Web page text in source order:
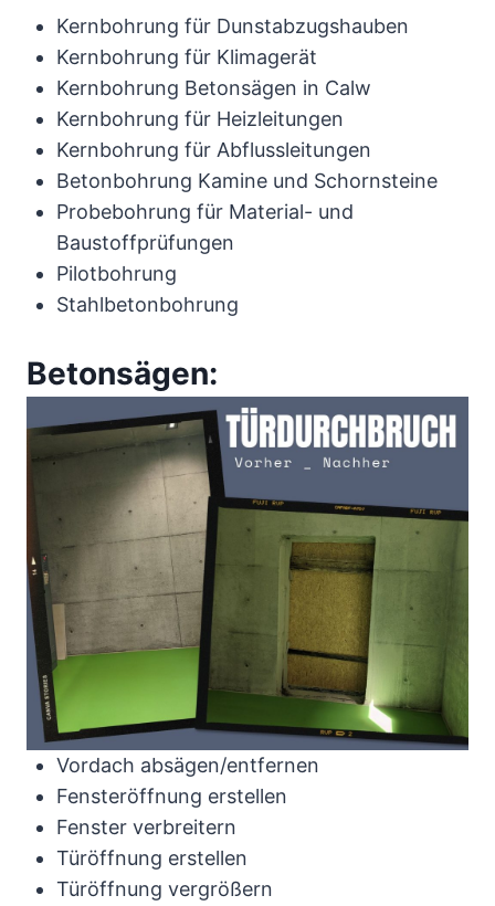
Kernbohrung für Dunstabzugshauben
Kernbohrung für Klimagerät
Kernbohrung Betonsägen in Calw
Kernbohrung für Heizleitungen
Kernbohrung für Abflussleitungen
Betonbohrung Kamine und Schornsteine
Probebohrung für Material- und
Baustoffprüfungen
Pilotbohrung
Stahlbetonbohrung
Betonsägen:
Vordach absägen/entfernen
Fensteröffnung erstellen
Fenster verbreitern
Türöffnung erstellen
Türöffnung vergrößern